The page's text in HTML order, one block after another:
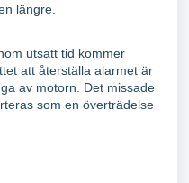
längre.
utsatt tid kommer
att återställa alarmet är
av motorn. Det missade
som en överträdelse